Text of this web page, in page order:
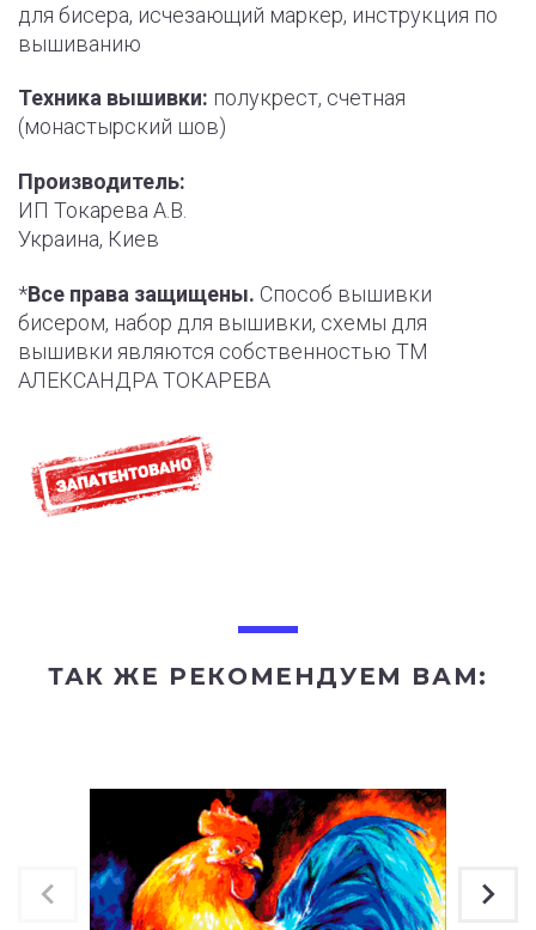
для бисера, исчезающий маркер, инструкция по
вышиванию
Техника вышивки: полукрест, счетная
(монастырский шов)
Производитель:
ИП Токарева А.В.
Украина, Киев
*Все права защищены. Способ вышивки
бисером, набор для вышивки, схемы для
вышивки являются собственностью ТМ
АЛЕКСАНДРА ТОКАРЕВА
ТАК ЖЕ РЕКОМЕНДУЕМ ВАМ: